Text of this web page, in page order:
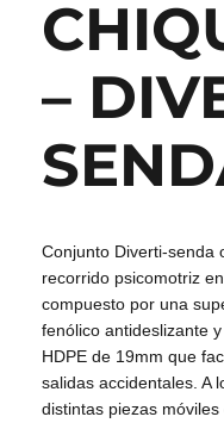
–
Conjunto Diverti-senda
recorrido psicomotriz
compuesto por una
fenólico antideslizante
HDPE de 19mm que
salidas accidentales. A
distintas piezas